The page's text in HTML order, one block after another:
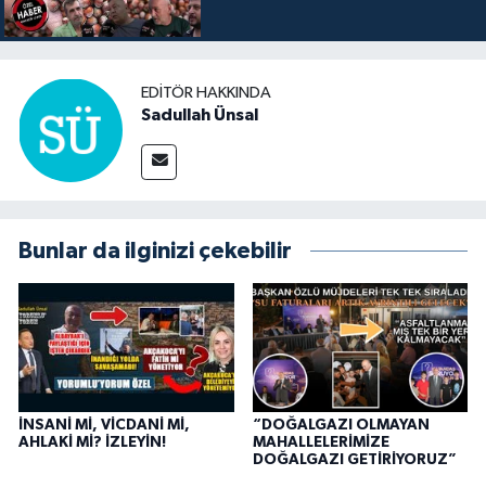
EDITÖR HAKKINDA
Sadullah Ünsal
Bunlar da ilginizi çekebilir
İNSANİ Mİ, VİCDANİ Mİ,
AHLAKİ Mİ? İZLEYİN!
“DOĞALGAZI OLMAYAN
MAHALLELERİMİZE
DOĞALGAZI GETİRİYORUZ”